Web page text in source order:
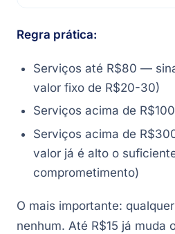
Regra prática:
Serviços até R$80 —
valor fixo de R$20-30)
Serviços acima de
Serviços acima de
valor já é alto o
comprometimento)
O mais importante:
nenhum. Até R$15 já muda